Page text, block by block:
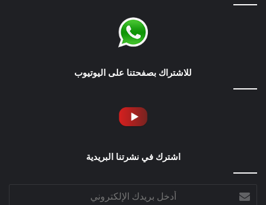
للاشتراك بصفحتنا على اليوتيوب
اشترك في نشرتنا البريدية
بريدك